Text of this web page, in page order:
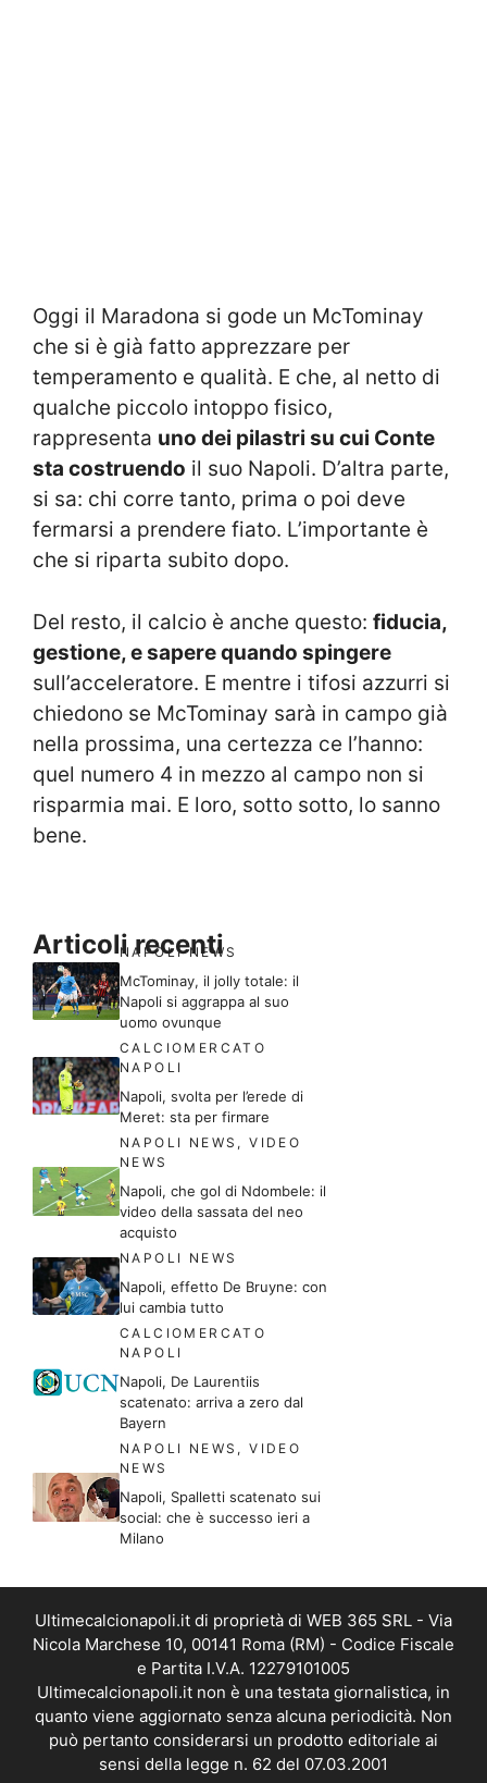
Oggi il Maradona si gode un McTominay
che si è già fatto apprezzare per
temperamento e qualità. E che, al netto di
qualche piccolo intoppo fisico,
rappresenta uno dei pilastri su cui Conte
sta costruendo il suo Napoli. D’altra parte,
si sa: chi corre tanto, prima o poi deve
fermarsi a prendere fiato. L’importante è
che si riparta subito dopo.
Del resto, il calcio è anche questo: fiducia,
gestione, e sapere quando spingere
sull’acceleratore. E mentre i tifosi azzurri si
chiedono se McTominay sarà in campo già
nella prossima, una certezza ce l’hanno:
quel numero 4 in mezzo al campo non si
risparmia mai. E loro, sotto sotto, lo sanno
bene.
Articoli recenti
NAPOLI NEWS
McTominay, il jolly totale: il
Napoli si aggrappa al suo
uomo ovunque
CALCIOMERCATO
NAPOLI
Napoli, svolta per l’erede di
Meret: sta per firmare
NAPOLI NEWS ,VIDEO
NEWS
Napoli, che gol di Ndombele: il
video della sassata del neo
acquisto
NAPOLI NEWS
Napoli, effetto De Bruyne: con
lui cambia tutto
CALCIOMERCATO
NAPOLI
Napoli, De Laurentiis
scatenato: arriva a zero dal
Bayern
NAPOLI NEWS ,VIDEO
NEWS
Napoli, Spalletti scatenato sui
social: che è successo ieri a
Milano
Ultimecalcionapoli.it di proprietà di WEB 365 SRL - Via
Nicola Marchese 10, 00141 Roma (RM) - Codice Fiscale
e Partita I.V.A. 12279101005
Ultimecalcionapoli.it non è una testata giornalistica, in
quanto viene aggiornato senza alcuna periodicità. Non
può pertanto considerarsi un prodotto editoriale ai
sensi della legge n. 62 del 07.03.2001